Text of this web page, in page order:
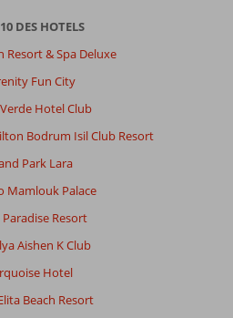
DES HOTELS
Resort & Spa Deluxe
Fun City
Hotel Club
Bodrum Isil Club Resort
Park Lara
Mamlouk Palace
Resort
Aishen K Club
Hotel
Beach Resort